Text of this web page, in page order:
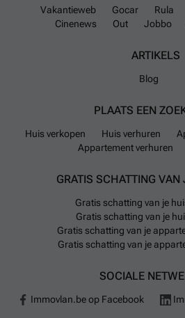
Vakantieweb Gocar Rula
Cinenews
Out Jobbo
ARTIKELS
Blog
PLAATS EEN
Huis verkopen Huis verhuren
Appartement verhuren
GRATIS SCHATTING VAN
Gratis schatting van je
Gratis schatting van je
Gratis schatting van je
Gratis schatting van je
SOCIALE
Immovlan.be op Facebook